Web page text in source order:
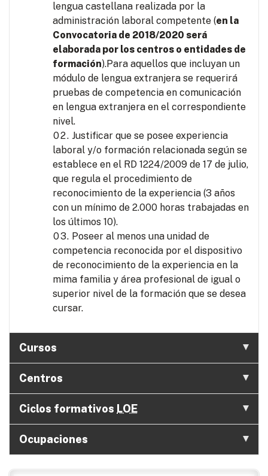
lengua castellana realizada por la
administración laboral competente (en la
Convocatoria de 2018/2020 será
elaborada por los centros o entidades de
formación).Para aquellos que incluyan un
módulo de lengua extranjera se requerirá
pruebas de competencia en comunicación
en lengua extranjera en el correspondiente
nivel.
Justificar que se posee experiencia
laboral y/o formación relacionada según se
establece en el RD 1224/2009 de 17 de julio,
que regula el procedimiento de
reconocimiento de la experiencia (3 años
con un mínimo de 2.000 horas trabajadas en
los últimos 10).
Poseer al menos una unidad de
competencia reconocida por el dispositivo
de reconocimiento de la experiencia en la
mima familia y área profesional de igual o
superior nivel de la formación que se desea
cursar.
Cursos
Centros
Ciclos formativos LOE
Ocupaciones